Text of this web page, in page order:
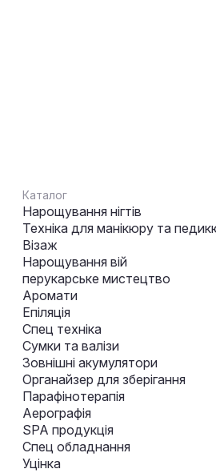
Каталог
Нарощування нігтів
Техніка для манікюру та
Візаж
Нарощування вій
перукарське мистецтво
Аромати
Епіляція
Спец техніка
Сумки та валізи
Зовнішні акумулятори
Органайзер для зберігання
Парафінотерапія
Аерографія
SPA продукція
Спец обладнання
Уцінка